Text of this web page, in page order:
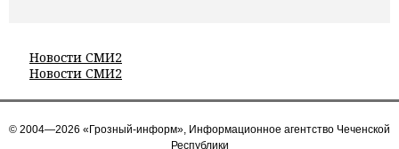
Новости СМИ2
Новости СМИ2
© 2004—2026 «Грозный-информ», Информационное агентство Чеченской
Республики